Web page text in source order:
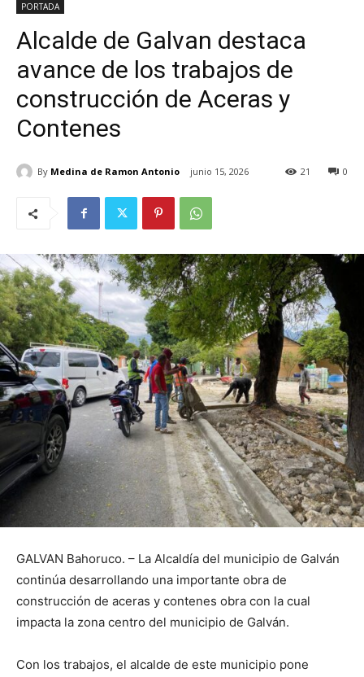
PORTADA
Alcalde de Galvan destaca
avance de los trabajos de
construcción de Aceras y
Contenes
By Medina de Ramon Antonio junio 15, 2026 0
21
GALVAN Bahoruco. – La Alcaldía del municipio de Galván
continúa desarrollando una importante obra de
construcción de aceras y contenes obra con la cual
impacta la zona centro del municipio de Galván.
Con los trabajos, el alcalde de este municipio pone